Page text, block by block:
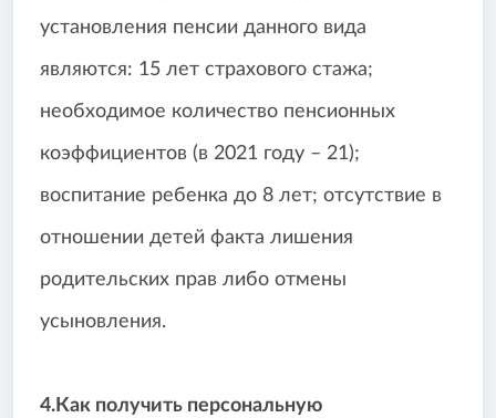
установления пенсии данного вида
являются: 15 лет страхового стажа;
необходимое количество пенсионных
коэффициентов (в 2021 году – 21);
воспитание ребенка до 8 лет; отсутствие в
отношении детей факта лишения
родительских прав либо отмены
усыновления.
4.Как получить персональную